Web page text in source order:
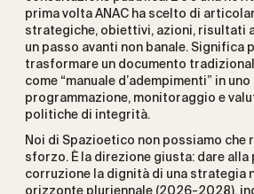
prima volta ANAC ha scelto di
strategiche, obiettivi, azioni, risultati
un passo avanti non banale. Significa
trasformare un documento
come “manuale d’adempimenti” in
programmazione, monitoraggio e
politiche di integrità.
Noi di Spazioetico non possiamo che
sforzo. È la direzione giusta: dare alla
corruzione la dignità di una strategia